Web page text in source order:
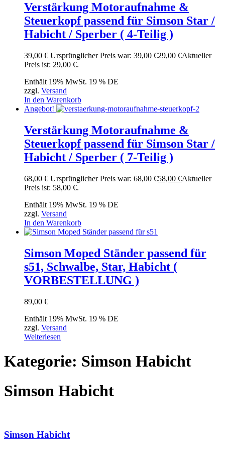
Verstärkung Motoraufnahme &
Steuerkopf passend für Simson Star /
Habicht / Sperber ( 4-Teilig )
39,00€ Ursprünglicher Preis war: 39,00 €29,00 €Aktueller
Preis ist: 29,00 €.
Enthält 19% MwSt. 19 % DE
zzgl. Versand
In den Warenkorb
Angebot!
Verstärkung Motoraufnahme &
Steuerkopf passend für Simson Star /
Habicht / Sperber ( 7-Teilig )
68,00€ Ursprünglicher Preis war: 68,00 €58,00 €Aktueller
Preis ist: 58,00 €.
Enthält 19% MwSt. 19 % DE
zzgl. Versand
In den Warenkorb
Simson Moped Ständer passend für
s51, Schwalbe, Star, Habicht (
VORBESTELLUNG )
89,00 €
Enthält 19% MwSt. 19 % DE
zzgl. Versand
Weiterlesen
Kategorie: Simson Habicht
Simson Habicht
Simson Habicht